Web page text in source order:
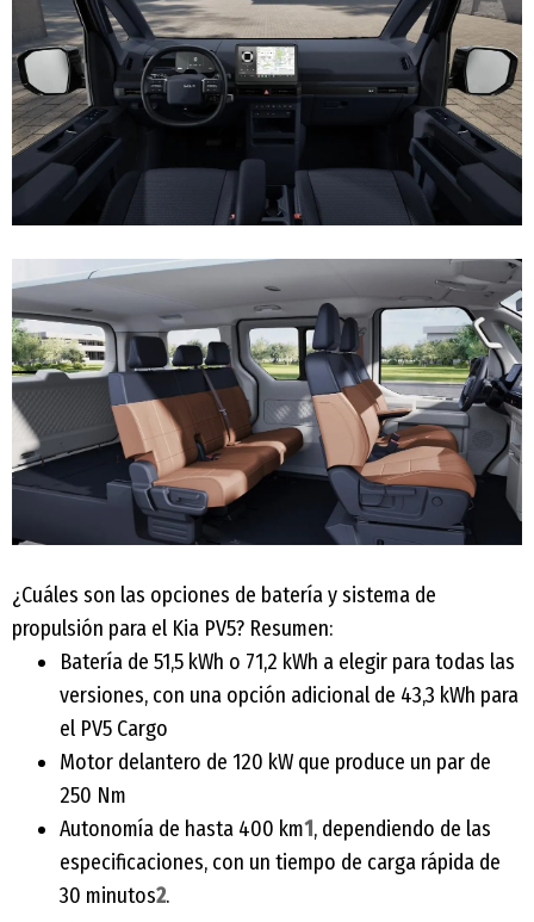
¿Cuáles son las opciones de batería y sistema de
propulsión para el Kia PV5? Resumen:
Batería de 51,5 kWh o 71,2 kWh a elegir para todas las
versiones, con una opción adicional de 43,3 kWh para
el PV5 Cargo
Motor delantero de 120 kW que produce un par de
250 Nm
Autonomía de hasta 400 km1, dependiendo de las
especificaciones, con un tiempo de carga rápida de
30 minutos2.